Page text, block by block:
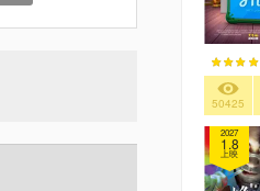
50425
2027
1.8
上映